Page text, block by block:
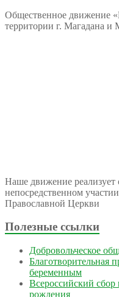
Общественное движение
территории г. Магадана и
Наше движение реализует
непосредственном
Православной Церкви
Полезные ссылки
Добровольческое
Благотворительная
беременным
Всероссийский
рождения